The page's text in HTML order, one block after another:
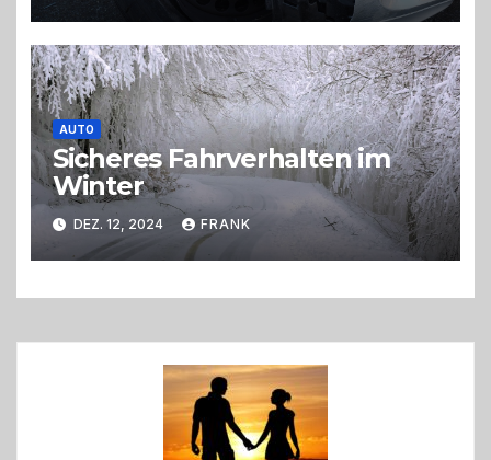
AUTO
Sicheres Fahrverhalten im
Winter
DEZ. 12, 2024 FRANK